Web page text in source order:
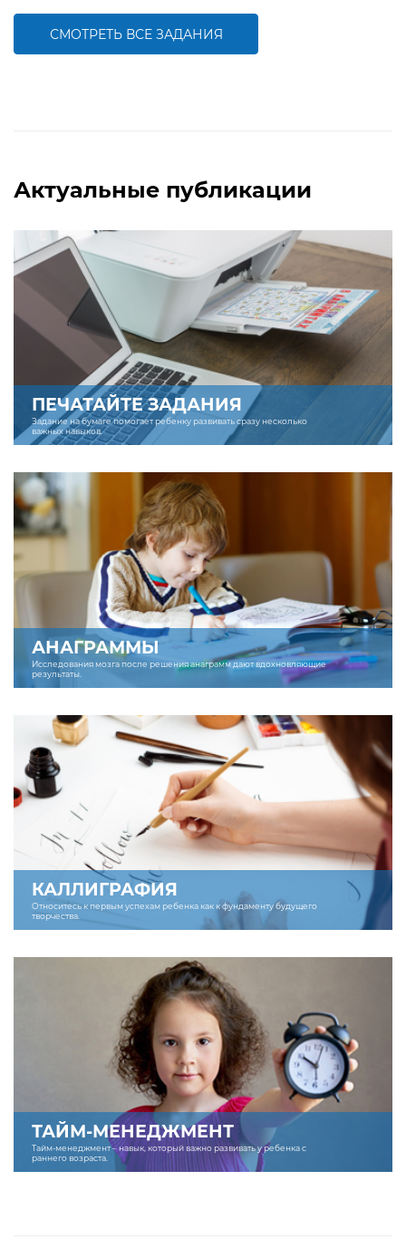
СМОТРЕТЬ ВСЕ ЗАДАНИЯ
Актуальные публикации
ПЕЧАТАЙТЕ ЗАДАНИЯ
Задание на бумаге помогает ребенку развивать сразу несколько
важных навыков.
АНАГРАММЫ
Исследования мозга после решения анаграмм дают вдохновляющие
результаты.
КАЛЛИГРАФИЯ
Относитесь к первым успехам ребенка как к фундаменту будущего
творчества.
ТАЙМ-МЕНЕДЖМЕНТ
Тайм-менеджмент – навык, который важно развивать у ребенка с
раннего возраста.